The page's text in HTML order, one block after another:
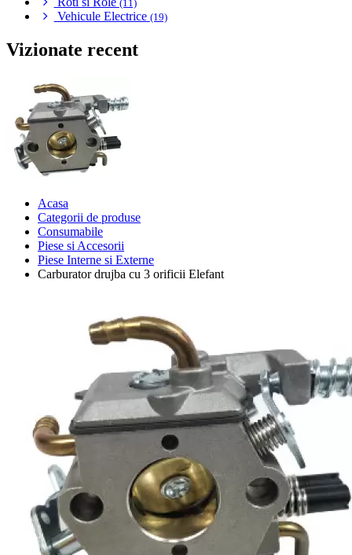
(11)
Vehicule Electrice (19)
Vizionate recent
Acasa
Categorii de produse
Consumabile
Piese si Accesorii
Piese Interne si Externe
Carburator drujba cu 3 orificii Elefant